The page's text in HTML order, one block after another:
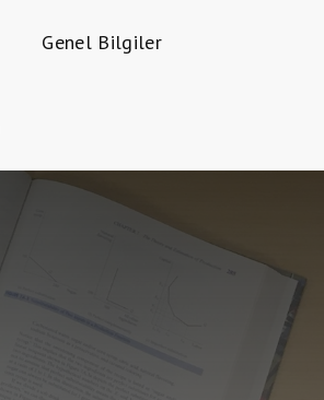
Genel Bilgiler